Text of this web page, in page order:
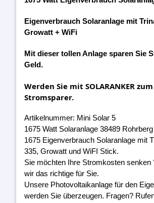
Eigenverbrauch Solaranlage mit
Growatt + WiFi
Mit dieser tollen Anlage sparen Sie
Geld.
Werden Sie mit SOLARANKER zum
Stromsparer.
Artikelnummer: Mini Solar 5
1675 Watt Solaranlage 38489 Rohrberg
1675 Eigenverbrauch Solaranlage mit
335, Growatt und WiFI Stick.
Sie möchten Ihre Stromkosten senken
wir das richtige für Sie.
Unsere Photovoltaikanlage für den
werden Sie überzeugen. Fragen?